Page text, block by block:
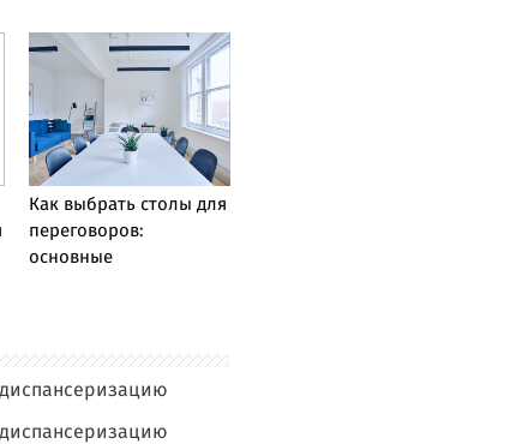
Как выбрать столы для
переговоров:
основные